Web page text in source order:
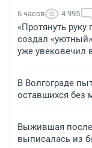
6 часов 4 995
«Протянуть
создал
уже увековечил
В Волгограде
оставшихся без
Выжившая после
выписалась из